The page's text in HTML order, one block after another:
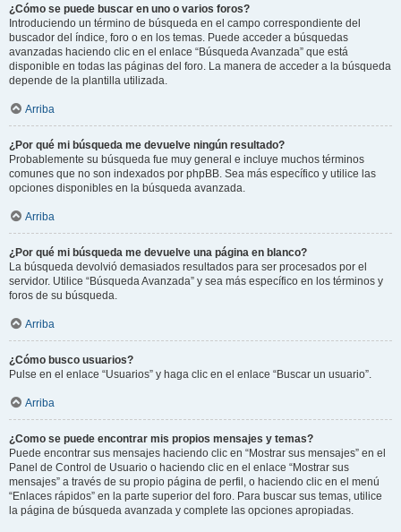
¿Cómo se puede buscar en uno o varios foros?
Introduciendo un término de búsqueda en el campo correspondiente del
buscador del índice, foro o en los temas. Puede acceder a búsquedas
avanzadas haciendo clic en el enlace “Búsqueda Avanzada” que está
disponible en todas las páginas del foro. La manera de acceder a la búsqueda
depende de la plantilla utilizada.
Arriba
¿Por qué mi búsqueda me devuelve ningún resultado?
Probablemente su búsqueda fue muy general e incluye muchos términos
comunes que no son indexados por phpBB. Sea más específico y utilice las
opciones disponibles en la búsqueda avanzada.
Arriba
¿Por qué mi búsqueda me devuelve una página en blanco?
La búsqueda devolvió demasiados resultados para ser procesados por el
servidor. Utilice “Búsqueda Avanzada” y sea más específico en los términos y
foros de su búsqueda.
Arriba
¿Cómo busco usuarios?
Pulse en el enlace “Usuarios” y haga clic en el enlace “Buscar un usuario”.
Arriba
¿Como se puede encontrar mis propios mensajes y temas?
Puede encontrar sus mensajes haciendo clic en “Mostrar sus mensajes” en el
Panel de Control de Usuario o haciendo clic en el enlace “Mostrar sus
mensajes” a través de su propio página de perfil, o haciendo clic en el menú
“Enlaces rápidos” en la parte superior del foro. Para buscar sus temas, utilice
la página de búsqueda avanzada y complete las opciones apropiadas.